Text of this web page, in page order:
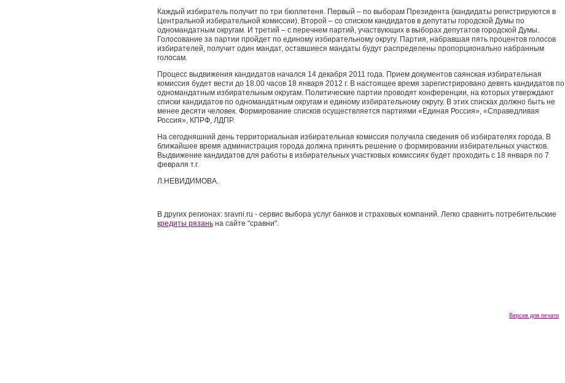
Каждый избиратель получит по три бюллетеня. Первый – по выборам Президента (кандидаты регистрируются в
Центральной избирательной комиссии). Второй – со списком кандидатов в депутаты городской Думы по
одномандатным округам. И третий – с перечнем партий, участвующих в выборах депутатов городской Думы.
Голосование за партии пройдет по единому избирательному округу. Партия, набравшая пять процентов голосов
избирателей, получит один мандат, оставшиеся мандаты будут распределены пропорционально набранным
голосам.
Процесс выдвижения кандидатов начался 14 декабря 2011 года. Прием документов саянская избирательная
комиссия будет вести до 18.00 часов 18 января 2012 г. В настоящее время зарегистрировано девять кандидатов по
одномандатным избирательным округам. Политические партии проводят конференции, на которых утверждают
списки кандидатов по одномандатным округам и единому избирательному округу. В этих списках должно быть не
менее десяти человек. Формирование списков осуществляется партиями «Единая Россия», «Справедливая
Россия», КПРФ, ЛДПР.
На сегодняшний день территориальная избирательная комиссия получила сведения об избирателях города. В
ближайшее время администрация города должна принять решение о формировании избирательных участков.
Выдвижение кандидатов для работы в избирательных участковых комиссиях будет проходить с 18 января по 7
февраля т.г.
Л.НЕВИДИМОВА.
В других регионах: sravni.ru - сервис выбора услуг банков и страховых компаний. Легко сравнить потребительские
кредиты рязань на сайте "сравни".
Версия для печати